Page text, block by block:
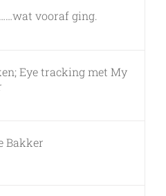
vooraf ging.
Eye tracking met My
Bakker